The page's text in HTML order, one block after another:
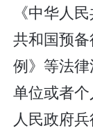
《中华人
共和国预
例》等法
单位或者
人民政府